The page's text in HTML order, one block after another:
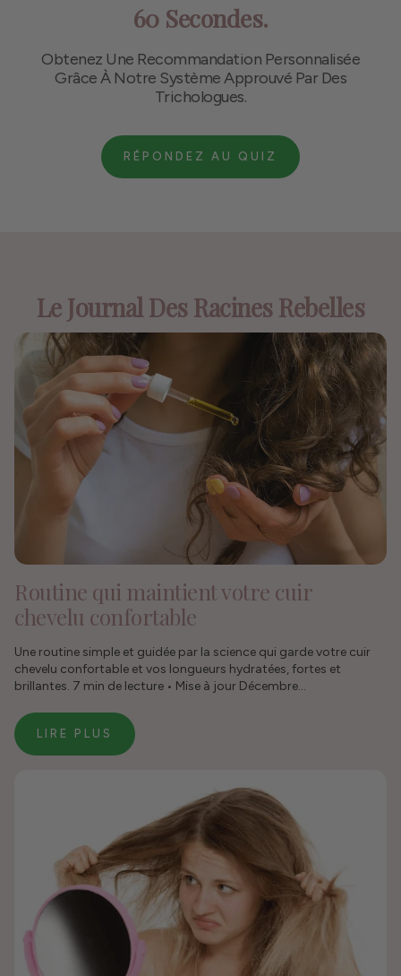
60 Secondes.
Obtenez Une Recommandation Personnalisée
Grâce À Notre Système Approuvé Par Des
Trichologues.
RÉPONDEZ AU QUIZ
Le Journal Des Racines Rebelles
Routine qui maintient votre cuir
chevelu confortable
Une routine simple et guidée par la science qui garde votre cuir
chevelu confortable et vos longueurs hydratées, fortes et
brillantes. 7 min de lecture • Mise à jour Décembre...
LIRE PLUS